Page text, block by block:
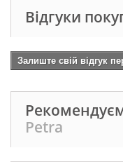
Відгуки
Залиште свій відгук
Petra